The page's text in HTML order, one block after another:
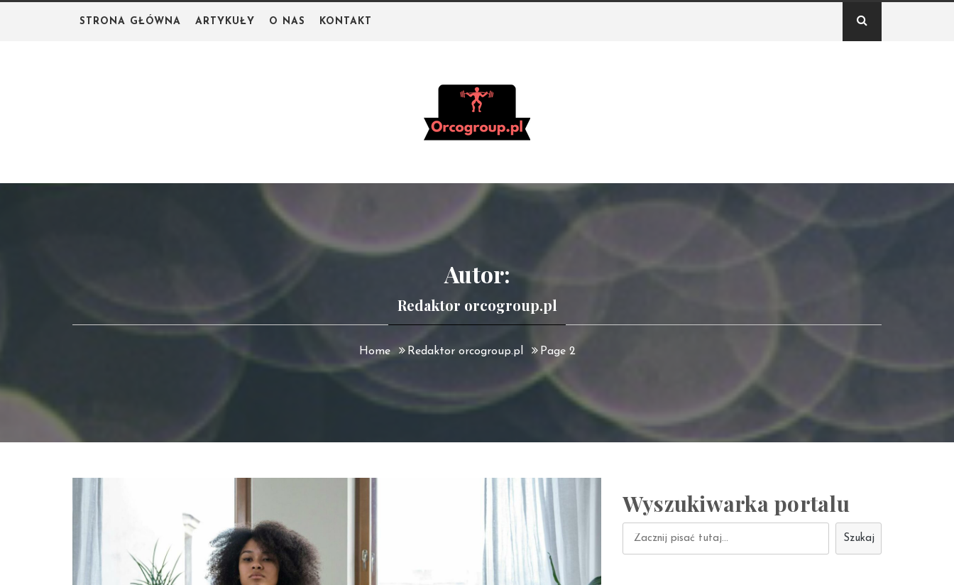
STRONA GŁÓWNA ARTYKUŁY O NAS KONTAKT
Orco Group –
Portal o białku i
siłownię
Autor:
Redaktor orcogroup.pl
Home Redaktor orcogroup.pl Page 2
Wyszukiwarka portalu
Szukaj